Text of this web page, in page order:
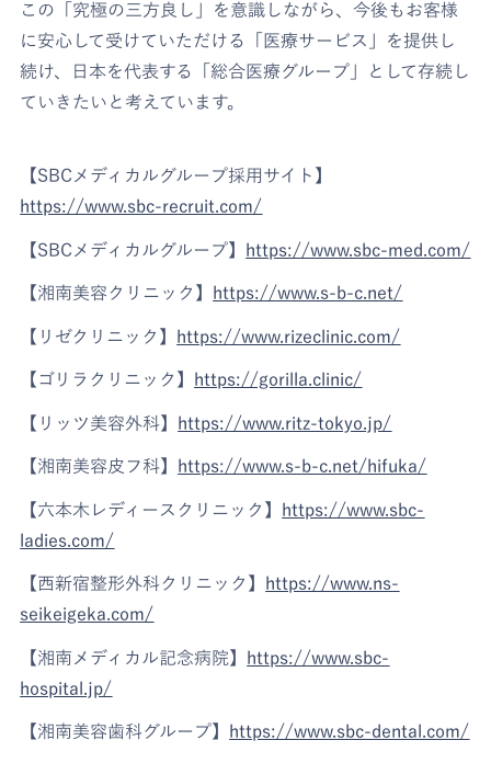
この「究極の三方良し」を意識しながら、今後もお客様
に安心して受けていただける「医療サービス」を提供し
続け、日本を代表する「総合医療グループ」として存続し
ていきたいと考えています。
【SBCメディカルグループ採用サイト】
https://www.sbc-recruit.com/
【SBCメディカルグループ】 https://www.sbc-med.com/
【湘南美容クリニック】 https://www.s-b-c.net/
【リゼクリニック】 https://www.rizeclinic.com/
【ゴリラクリニック】 https://gorilla.clinic/
【リッツ美容外科】 https://www.ritz-tokyo.jp/
【湘南美容皮フ科】 https://www.s-b-c.net/hifuka/
【六本木レディースクリニック】
https://www.sbc-
ladies.com/
【西新宿整形外科クリニック】
https://www.ns-
seikeigeka.com/
【湘南メディカル記念病院】
https://www.sbc-
hospital.jp/
【湘南美容歯科グループ】 https://www.sbc-dental.com/